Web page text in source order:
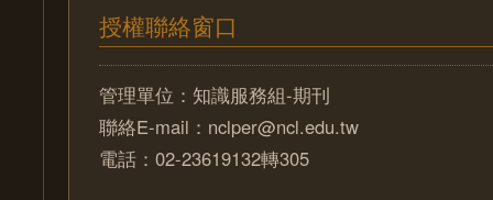
授權聯絡窗口
管理單位：知識服務組-期刊
聯絡E-mail：nclper@ncl.edu.tw
電話：02-23619132轉305